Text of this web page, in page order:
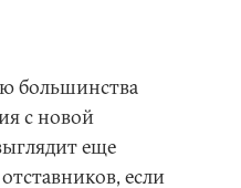
большинства
с новой
еще
если